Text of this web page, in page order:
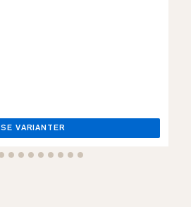
SE VARIANTER